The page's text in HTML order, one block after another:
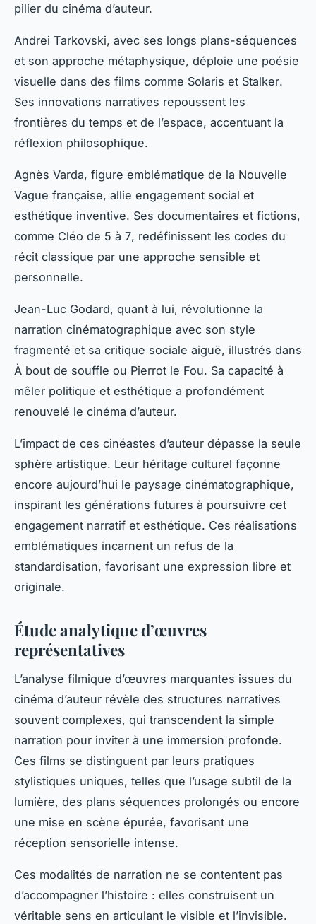
pilier du cinéma d’auteur.
Andrei Tarkovski, avec ses longs plans-séquences
et son approche métaphysique, déploie une poésie
visuelle dans des films comme Solaris et Stalker.
Ses innovations narratives repoussent les
frontières du temps et de l’espace, accentuant la
réflexion philosophique.
Agnès Varda, figure emblématique de la Nouvelle
Vague française, allie engagement social et
esthétique inventive. Ses documentaires et fictions,
comme Cléo de 5 à 7, redéfinissent les codes du
récit classique par une approche sensible et
personnelle.
Jean-Luc Godard, quant à lui, révolutionne la
narration cinématographique avec son style
fragmenté et sa critique sociale aiguë, illustrés dans
À bout de souffle ou Pierrot le Fou. Sa capacité à
mêler politique et esthétique a profondément
renouvelé le cinéma d’auteur.
L’impact de ces cinéastes d’auteur dépasse la seule
sphère artistique. Leur héritage culturel façonne
encore aujourd’hui le paysage cinématographique,
inspirant les générations futures à poursuivre cet
engagement narratif et esthétique. Ces réalisations
emblématiques incarnent un refus de la
standardisation, favorisant une expression libre et
originale.
Étude analytique d’œuvres
représentatives
L’analyse filmique d’œuvres marquantes issues du
cinéma d’auteur révèle des structures narratives
souvent complexes, qui transcendent la simple
narration pour inviter à une immersion profonde.
Ces films se distinguent par leurs pratiques
stylistiques uniques, telles que l’usage subtil de la
lumière, des plans séquences prolongés ou encore
une mise en scène épurée, favorisant une
réception sensorielle intense.
Ces modalités de narration ne se contentent pas
d’accompagner l’histoire : elles construisent un
véritable sens en articulant le visible et l’invisible.